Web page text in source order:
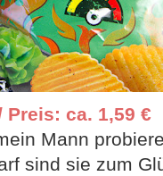
Preis: ca. 1,59 €
Mann
sind sie zum